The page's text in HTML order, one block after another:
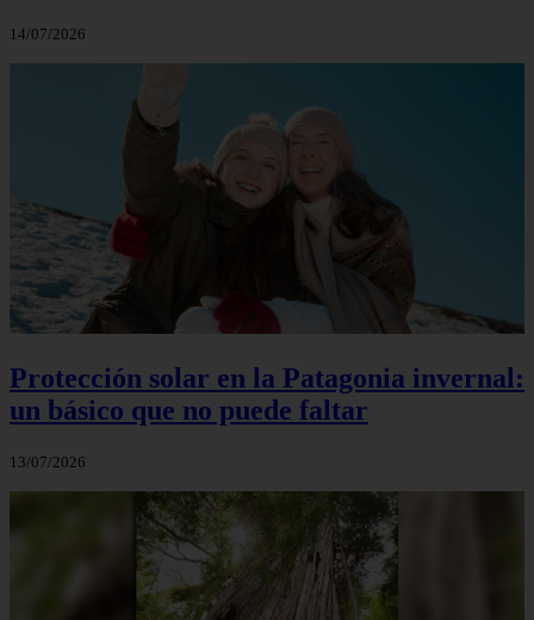
14/07/2026
Protección solar en la Patagonia invernal:
un básico que no puede faltar
13/07/2026